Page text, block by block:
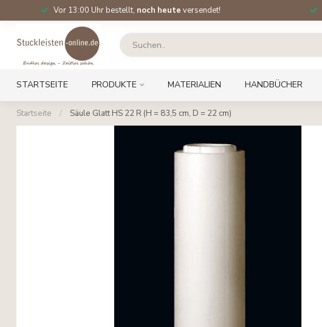
Vor 13:00 Uhr bestellt, noch heute versendet!
STARTSEITE PRODUKTE MATERIALIEN HANDBÜCHER
Startseite / Säule Glatt HS 22 R (H = 83,5 cm, D = 22 cm)